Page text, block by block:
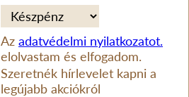
Az adatvédelmi nyilatkozatot.
elolvastam és elfogadom.
Szeretnék hírlevelet kapni a
legújabb akciókról